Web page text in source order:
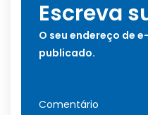
Escreva
O seu endereço de
publicado.
Comentário